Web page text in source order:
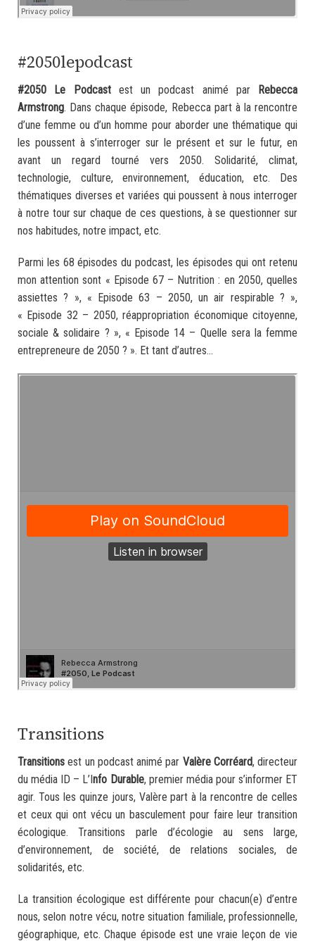
#2050lepodcast
#2050 Le Podcastest un podcast animé par
Rebecca
Armstrong. Dans chaque épisode, Rebecca part à la rencontre
d’une femme ou d’un homme pour aborder une thématique qui
les poussent à s’interroger sur le présent et sur le futur, en
avant un regard tourné vers 2050. Solidarité, climat,
technologie, culture, environnement, éducation, etc. Des
thématiques diverses et variées qui poussent à nous interroger
à notre tour sur chaque de ces questions, à se questionner sur
nos habitudes, notre impact, etc.
Parmi les 68 épisodes du podcast, les épisodes qui ont retenu
mon attention sont « Episode 67 – Nutrition : en 2050, quelles
assiettes ? », « Episode 63 – 2050, un air respirable ? »,
« Episode 32 – 2050, réappropriation économique citoyenne,
sociale & solidaire ? », « Episode 14 – Quelle sera la femme
entrepreneure de 2050 ? ». Et tant d’autres…
Transitions
Transitions est un podcast animé par Valère Corréard, directeur
du média ID – L’Info Durable, premier média pour s’informer ET
agir. Tous les quinze jours, Valère part à la rencontre de celles
et ceux qui ont vécu un basculement pour faire leur transition
écologique. Transitions parle d’écologie au sens large,
d’environnement, de société, de relations sociales, de
solidarités, etc.
La transition écologique est différente pour chacun(e) d’entre
nous, selon notre vécu, notre situation familiale, professionnelle,
géographique, etc. Chaque épisode est une vraie leçon de vie